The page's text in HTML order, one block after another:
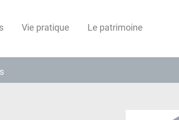
Vie pratique Le patrimoine